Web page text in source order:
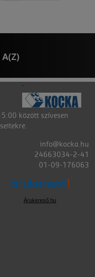
között szívesen
info@kocka.hu
24663034-2-41
01-09-176063
Árukereső.hu